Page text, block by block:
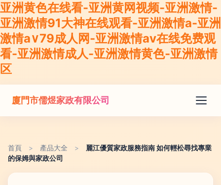
亚洲黄色在线看-亚洲黄网视频-亚洲激情-
亚洲激情91大神在线观看-亚洲激情a-亚洲
激情a∨79成人网-亚洲激情av在线免费观
看-亚洲激情成人-亚洲激情黄色-亚洲激情
区
廈門市儒煜家政有限公司
首頁 > 產品大全 >
麗江優質家政服務指南 如何輕松尋找專業
的保姆與家政公司